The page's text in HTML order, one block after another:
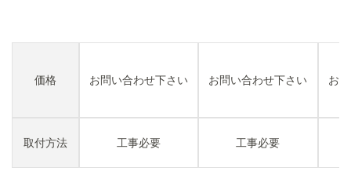
価格
取付方法
お問い合わせ下さい
工事必要
お問い合わせ下さい
工事必要
お